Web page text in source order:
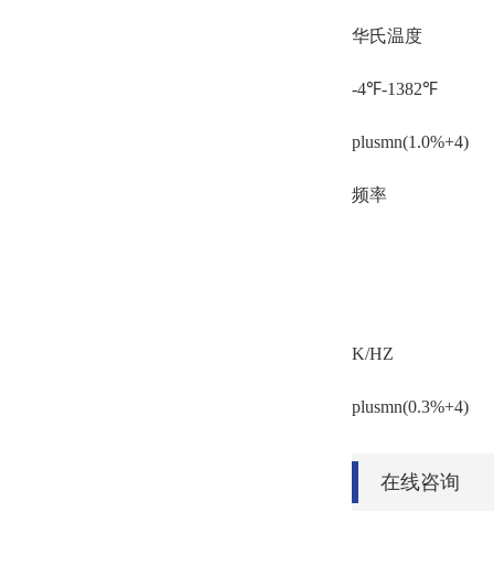
华氏温度
-4℉-1382℉
plusmn(1.0%+4)
频率
K/HZ
plusmn(0.3%+4)
在线咨询